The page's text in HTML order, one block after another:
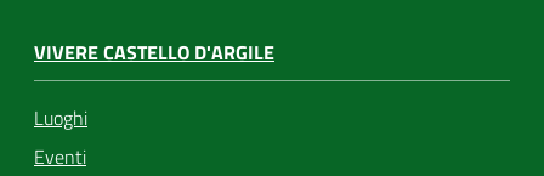
VIVERE CASTELLO D'ARGILE
Luoghi
Eventi